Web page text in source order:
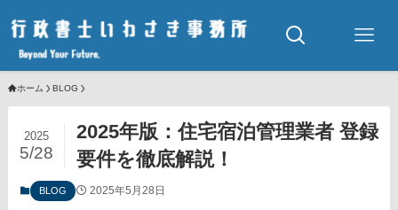
ホーム BLOG
2025年版：住宅宿泊管理業者 登録
要件を徹底解説！
2025
5/28
BLOG 2025年5月28日